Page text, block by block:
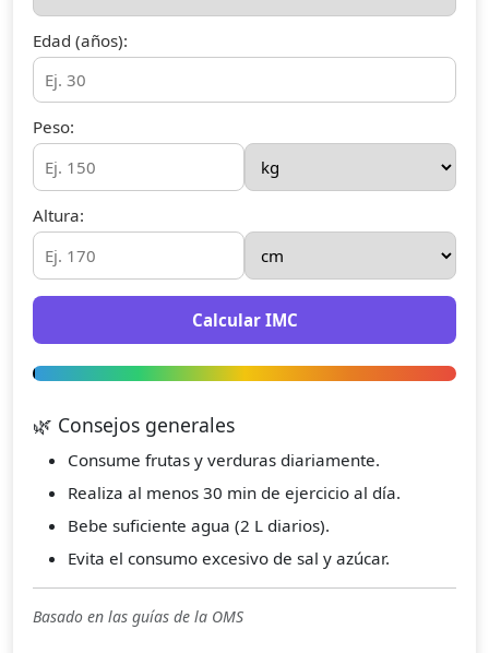
Edad (años):
Peso:
Altura:
Calcular IMC
🌿 Consejos generales
Consume frutas y verduras diariamente.
Realiza al menos 30 min de ejercicio al día.
Bebe suficiente agua (2 L diarios).
Evita el consumo excesivo de sal y azúcar.
Basado en las guías de la OMS